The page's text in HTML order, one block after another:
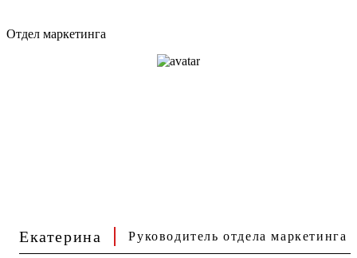
Отдел маркетинга
Екатерина Руководитель отдела маркетинга